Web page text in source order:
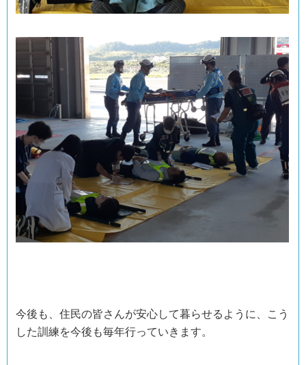
今後も、住民の皆さんが安心して暮らせるように、こう
した訓練を今後も毎年行っていきます。